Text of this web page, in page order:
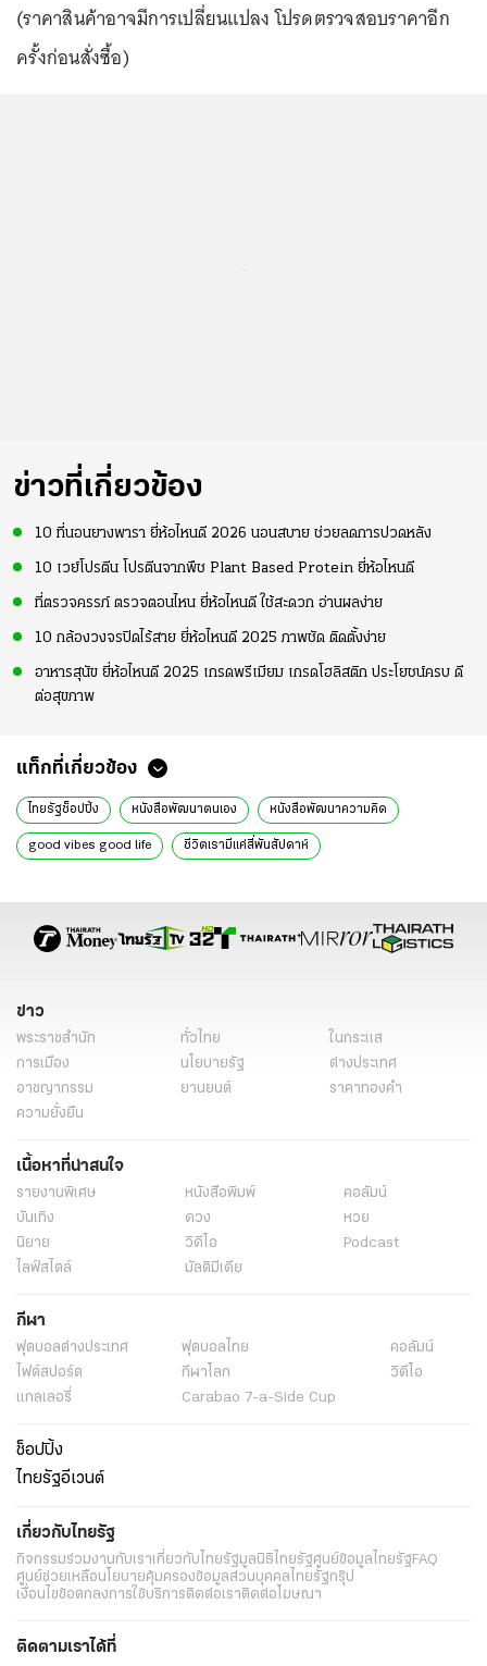
(ราคาสินค้าอาจมีการเปลี่ยนแปลง โปรดตรวจสอบราคาอีก
ครั้งก่อนสั่งซื้อ)
ข่าวที่เกี่ยวข้อง
10 ที่นอนยางพารา ยี่ห้อไหนดี 2026 นอนสบาย ช่วยลดการปวดหลัง
10 เวย์โปรตีน โปรตีนจากพืช Plant Based Protein ยี่ห้อไหนดี
ที่ตรวจครรภ์ ตรวจตอนไหน ยี่ห้อไหนดี ใช้สะดวก อ่านผลง่าย
10 กล้องวงจรปิดไร้สาย ยี่ห้อไหนดี 2025 ภาพชัด ติดตั้งง่าย
อาหารสุนัข ยี่ห้อไหนดี 2025 เกรดพรีเมียม เกรดโฮลิสติก ประโยชน์ครบ ดี
ต่อสุขภาพ
แท็กที่เกี่ยวข้อง
ไทยรัฐช็อปปิ้ง หนังสือพัฒนาตนเอง หนังสือพัฒนาความคิด
good vibes good life ชีวิตเรามีแค่สี่พันสัปดาห์
คิดแล้ว คิดอีก หนังสือ เพราะชีวิตดีได้กว่าที่เป็น กล้าที่จะถูกเกลียด
ข่าว
พระราชสำนัก ทั่วไทย
ในกระแส
การเมือง
นโยบายรัฐ
ต่างประเทศ
อาชญากรรม
ยานยนต์
ราคาทองคำ
ความยั่งยืน
เนื้อหาที่น่าสนใจ
รายงานพิเศษ หนังสือพิมพ์
คอลัมน์
บันเทิง
ดวง
หวย
นิยาย
วิดีโอ
Podcast
ไลฟ์สไตล์
มัลติมีเดีย
กีฬา
ฟุตบอลต่่างประเทศ ฟุตบอลไทย
คอลัมน์
ไฟต์สปอร์ต
กีฬาโลก
วิดีโอ
แกลเลอรี่
Carabao 7-a-Side Cup
ช็อปปิ้ง
ไทยรัฐอีเวนต์
เกี่ยวกับไทยรัฐ
กิจกรรมร่วมงานกับเราเกี่ยวกับไทยรัฐมูลนิธิไทยรัฐศูนย์ข้อมูลไทยรัฐFAQ
ศูนย์ช่วยเหลือนโยบายคุ้มครองข้อมูลส่วนบุคคลไทยรัฐกรุ๊ป
เงื่อนไขข้อตกลงการใช้บริการติดต่อเราติดต่อโฆษณา
ติดตามเราได้ที่